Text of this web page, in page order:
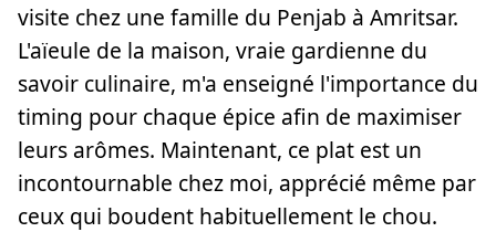
visite chez une famille du Penjab à Amritsar.
L'aïeule de la maison, vraie gardienne du
savoir culinaire, m'a enseigné l'importance du
timing pour chaque épice afin de maximiser
leurs arômes. Maintenant, ce plat est un
incontournable chez moi, apprécié même par
ceux qui boudent habituellement le chou.